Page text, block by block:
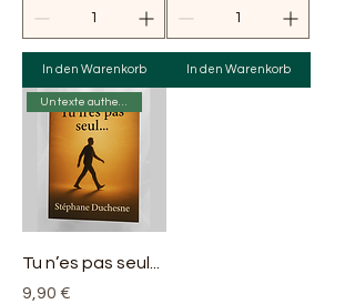
In den Warenkorb In den Warenkorb
Un texte authentique
Tu n’es pas seul...
Preis
9,90 €